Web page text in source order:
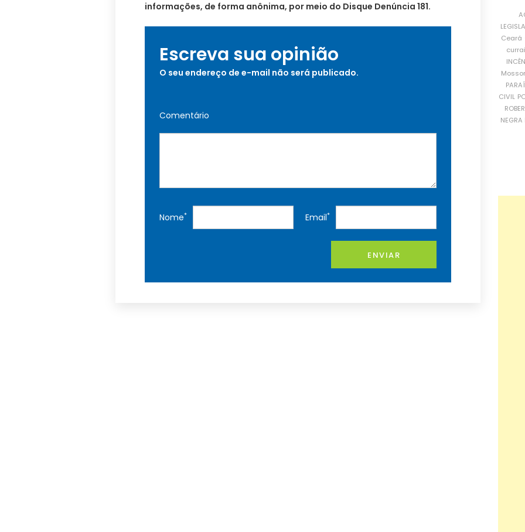
informações, de forma anônima, por meio do Disque Denúncia 181.
Escreva sua opinião
O seu endereço de e-mail não será publicado.
Comentário
Nome* Email*
ENVIAR
Ceará
CIVIL
NEGRA